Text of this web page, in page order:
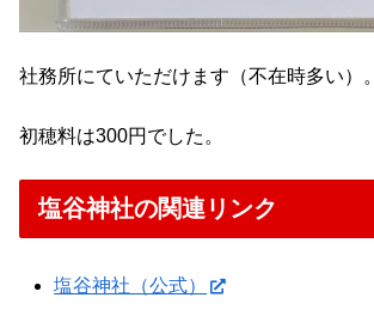
社務所にていただけます（不在時多い）。
初穂料は300円でした。
塩谷神社の関連リンク
塩谷神社（公式）